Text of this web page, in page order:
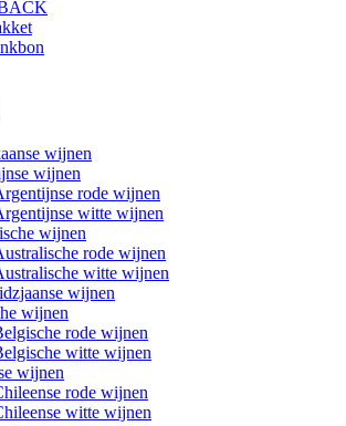
wijnen
wijnen
rode wijnen
witte wijnen
wijnen
rode wijnen
witte wijnen
wijnen
wijnen
rode wijnen
witte wijnen
wijnen
rode wijnen
witte wijnen